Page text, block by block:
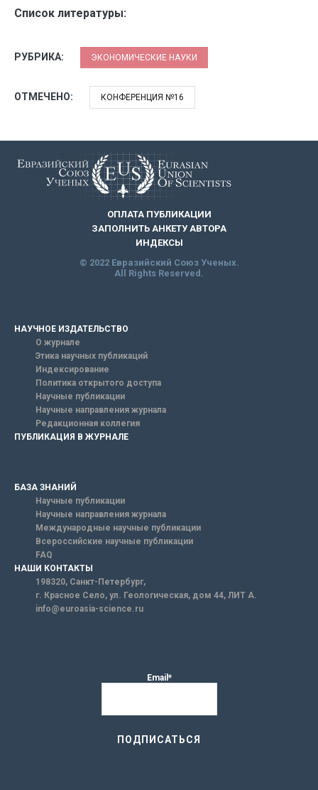
Список литературы:
РУБРИКА: ЭКОНОМИЧЕСКИЕ НАУКИ
ОТМЕЧЕНО: КОНФЕРЕНЦИЯ №16
ОПЛАТА ПУБЛИКАЦИИ
ЗАПОЛНИТЬ АНКЕТУ АВТОРА
ИНДЕКСЫ
© 2022 Евразийский Союз Ученых.
All Rights Reserved.
НАУЧНОЕ ИЗДАТЕЛЬСТВО
О журнале
Этика научных публикаций
Индексирование
Политика открытого доступа
Научные публикации
Научные направления журнала
Редакционная коллегия
ПУБЛИКАЦИЯ В ЖУРНАЛЕ
БАЗА ЗНАНИЙ
Научные публикации
Научные направления журнала
Международные научные публикации
Всероссийские научные публикации
FAQ
НАШИ КОНТАКТЫ
198320, Санкт-Петербург,
г. Красное Село, ул. Геологическая, дом 44, ЛИТ А.
info@euroasia-science.ru
Email*